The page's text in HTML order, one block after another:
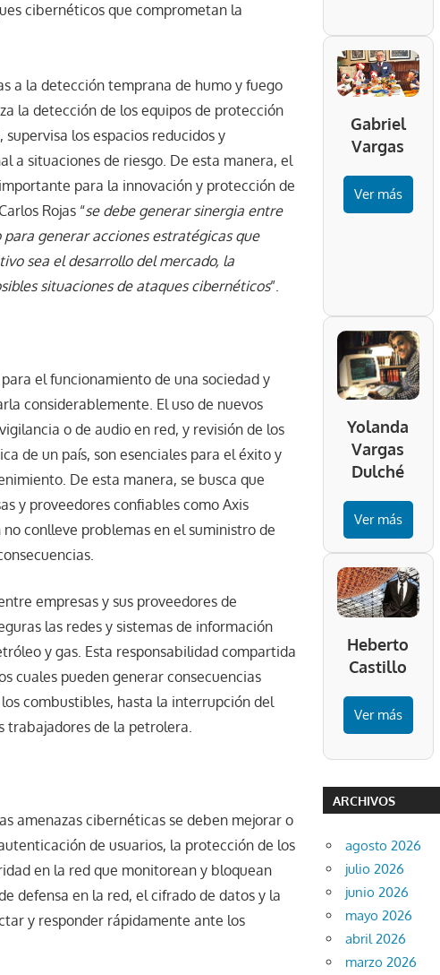
cibernéticos que comprometan la
a la detección temprana de humo y fuego
la detección de los equipos de protección
los espacios reducidos y
a situaciones de riesgo. De esta manera, el
para la innovación y protección de
Rojas “se debe generar sinergia entre
generar acciones estratégicas que
sea el desarrollo del mercado, la
situaciones de ataques cibernéticos”.
el funcionamiento de una sociedad y
considerablemente. El uso de nuevos
o de audio en red, y revisión de los
de un país, son esenciales para el éxito y
De esta manera, se busca que
y proveedores confiables como Axis
conlleve problemas en el suministro de
empresas y sus proveedores de
las redes y sistemas de información
y gas. Esta responsabilidad compartida
cuales pueden generar consecuencias
combustibles, hasta la interrupción del
trabajadores de la petrolera.
amenazas cibernéticas se deben mejorar o
de usuarios, la protección de los
en la red que monitorean y bloquean
defensa en la red, el cifrado de datos y la
y responder rápidamente ante los
Gabriel
Vargas
Ver más
Yolanda
Vargas
Dulché
Ver más
Heberto
Castillo
Ver más
ARCHIVOS
agosto 2026
julio 2026
junio 2026
mayo 2026
abril 2026
marzo 2026